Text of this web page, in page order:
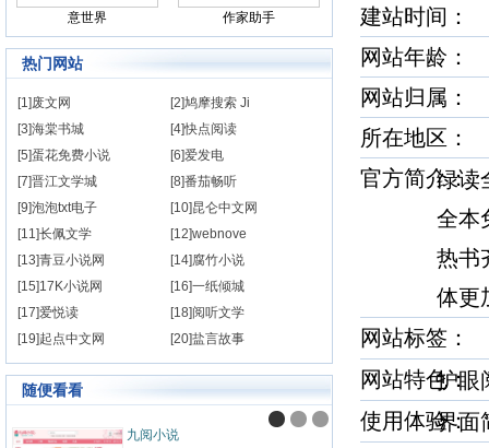
意世界 作家助手
热门网站
[1]废文网
[2]鸠摩搜索 Ji
[3]海棠书城
[4]快点阅读
[5]蛋花免费小说
[6]爱发电
[7]晋江文学城
[8]番茄畅听
[9]泡泡txt电子
[10]昆仑中文网
[11]长佩文学
[12]webnove
[13]青豆小说网
[14]腐竹小说
[15]17K小说网
[16]一纸倾城
[17]爱悦读
[18]阅听文学
[19]起点中文网
[20]盐言故事
随便看看
说
建站时间
网站年龄：
网站归属：
所在地区
官方简介
绿读
全本
热书
体
网站标签
网站特色
护眼
使用体验
界